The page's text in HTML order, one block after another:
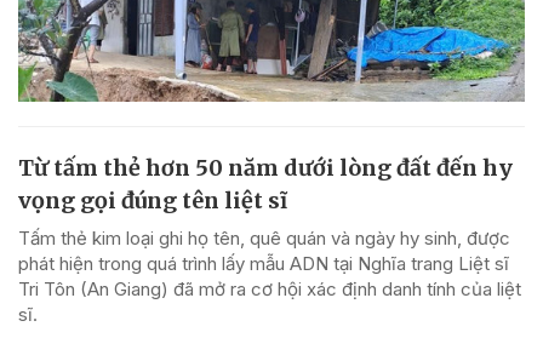
Từ tấm thẻ hơn 50 năm dưới lòng đất đến hy
vọng gọi đúng tên liệt sĩ
Tấm thẻ kim loại ghi họ tên, quê quán và ngày hy sinh, được
phát hiện trong quá trình lấy mẫu ADN tại Nghĩa trang Liệt sĩ
Tri Tôn (An Giang) đã mở ra cơ hội xác định danh tính của liệt
sĩ.